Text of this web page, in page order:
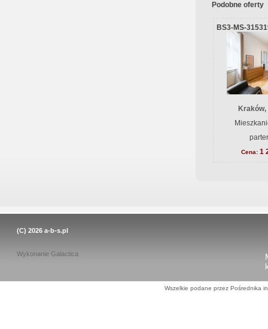
Podobne oferty
BS3-MS-
Cena: 1
(C) 2026 a-b-s.pl
Wykonanie Galactica
Wszelkie podane przez Pośrednika